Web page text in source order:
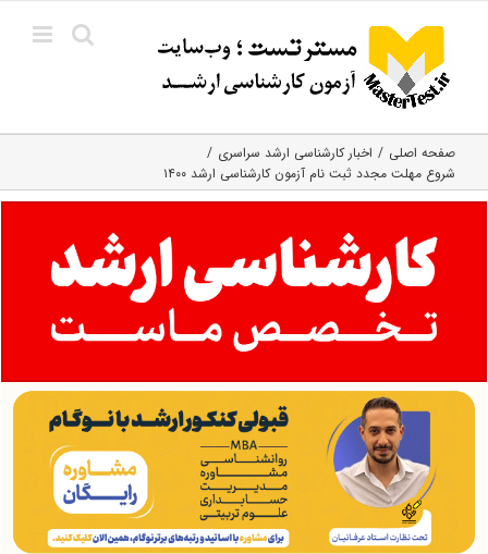
content
صفحه اصلی
اخبار کارشناسی ارشد سراسری
شروع مهلت مجدد ثبت نام آزمون کارشناسی ارشد ۱۴۰۰